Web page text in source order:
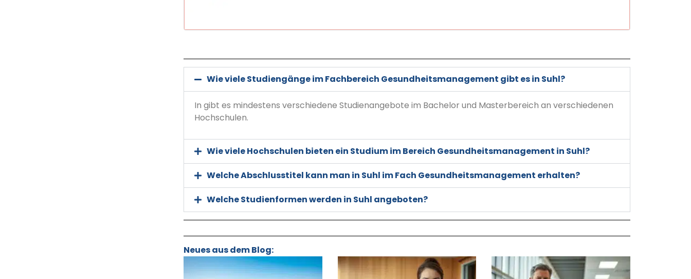
Wie viele Studiengänge im Fachbereich Gesundheitsmanagement gibt es in Suhl?
In gibt es mindestens verschiedene Studienangebote im Bachelor und Masterbereich an verschiedenen
Hochschulen.
Wie viele Hochschulen bieten ein Studium im Bereich Gesundheitsmanagement in Suhl?
Welche Abschlusstitel kann man in Suhl im Fach Gesundheitsmanagement erhalten?
Welche Studienformen werden in Suhl angeboten?
Neues aus dem Blog: